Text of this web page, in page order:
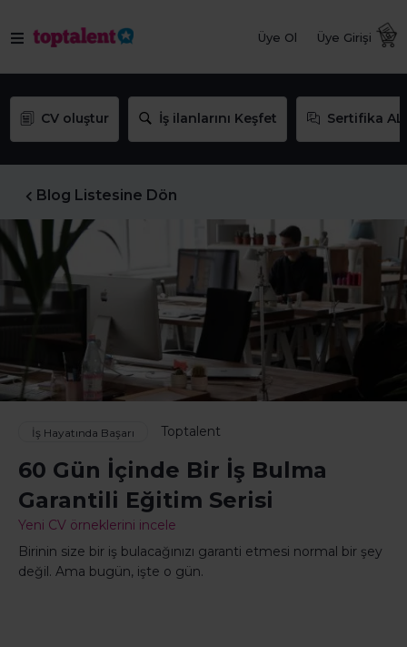
Üye Ol Üye Girişi
CV oluştur İş ilanlarını Keşfet Sertifika AL
Blog Listesine Dön
İş Hayatında Başarı Toptalent
60 Gün İçinde Bir İş Bulma
Garantili Eğitim Serisi
Yeni CV örneklerini incele
Birinin size bir iş bulacağınızı garanti etmesi normal bir şey
değil. Ama bugün, işte o gün.